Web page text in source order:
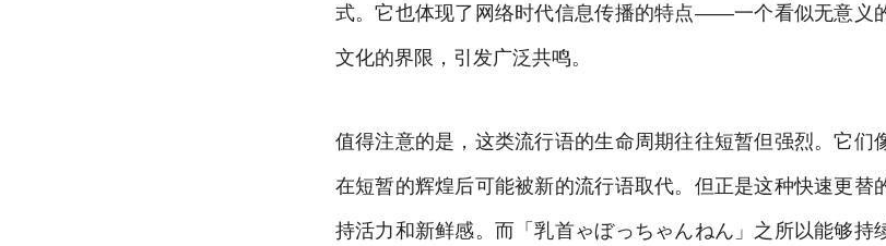
式。它也体现了网络时代信息传播的特点——一个看似无意义
文化的界限，引发广泛共鸣。
值得注意的是，这类流行语的生命周期往往短暂但强烈。它们
在短暂的辉煌后可能被新的流行语取代。但正是这种快速更替
持活力和新鲜感。而「乳首ゃぼっちゃんねん」之所以能够持